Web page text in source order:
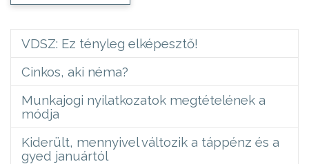
VDSZ: Ez tényleg elképesztő!
Cinkos, aki néma?
Munkajogi nyilatkozatok megtételének a
módja
Kiderült, mennyivel változik a táppénz és a
gyed januártól